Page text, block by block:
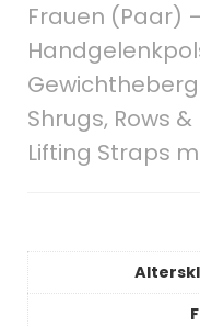
Frauen (Paar)
Shrugs, Rows
Lifting Straps